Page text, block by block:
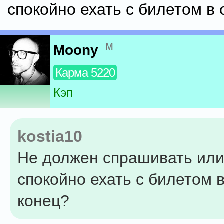
спокойно ехать с билетом в
Moony м
Карма 5220
Кэп
kostia10
Не должен спрашивать
спокойно ехать с билетом
конец?